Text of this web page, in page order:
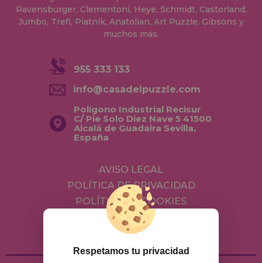
Ravensburger, Clementoni, Heye, Schmidt, Castorland,
Jumbo, Trefl, Piatnik, Anatolian, Art Puzzle, Gibsons y
muchos más.
955 333 133
info@casadelpuzzle.com
Polígono Industrial Recisur
C/ Pie Solo Diez Nave 5 41500
Alcalá de Guadaira Sevilla,
España
AVISO LEGAL
POLÍTICA DE PRIVACIDAD
POLÍTICA DE COOKIES
ENVÍOS Y DEVOLUCIONES
DEVOLUCIONES / DESISTIMIENTO
Respetamos tu privacidad